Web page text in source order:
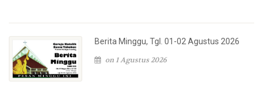
Berita Minggu, Tgl. 01-02 Agustus 2026
on 1 Agustus 2026